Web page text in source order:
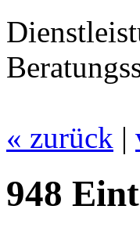
« zurück |
948